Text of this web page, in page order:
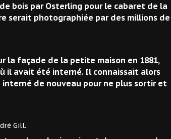
bois par Osterling pour le cabaret de la
serait photographiée par des millions de
la façade de la petite maison en 1881,
il avait été interné. Il connaissait alors
de nouveau pour ne plus sortir et